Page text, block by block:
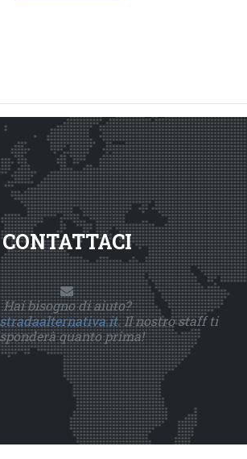
CONTATTACI
Hai bisogno di aiuto?
. Il nostro staff ti
quanto prima!